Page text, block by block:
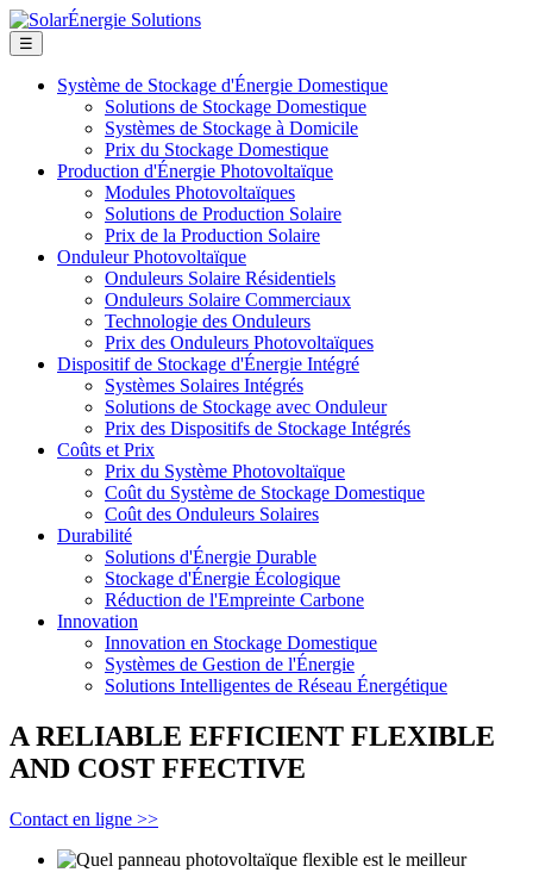
☰
Système de Stockage d'Énergie Domestique
Solutions de Stockage Domestique
Systèmes de Stockage à Domicile
Prix du Stockage Domestique
Production d'Énergie Photovoltaïque
Modules Photovoltaïques
Solutions de Production Solaire
Prix de la Production Solaire
Onduleur Photovoltaïque
Onduleurs Solaire Résidentiels
Onduleurs Solaire Commerciaux
Technologie des Onduleurs
Prix des Onduleurs Photovoltaïques
Dispositif de Stockage d'Énergie Intégré
Systèmes Solaires Intégrés
Solutions de Stockage avec Onduleur
Prix des Dispositifs de Stockage Intégrés
Coûts et Prix
Prix du Système Photovoltaïque
Coût du Système de Stockage Domestique
Coût des Onduleurs Solaires
Durabilité
Solutions d'Énergie Durable
Stockage d'Énergie Écologique
Réduction de l'Empreinte Carbone
Innovation
Innovation en Stockage Domestique
Systèmes de Gestion de l'Énergie
Solutions Intelligentes de Réseau Énergétique
A RELIABLE EFFICIENT FLEXIBLE
AND COST FFECTIVE
Contact en ligne >>